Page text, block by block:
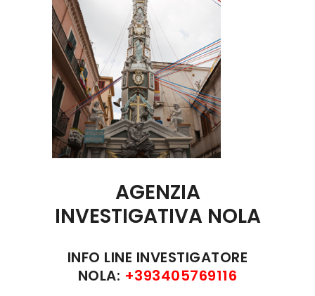
AGENZIA
INVESTIGATIVANOLA
INFO LINE INVESTIGATORE
NOLA: +393405769116